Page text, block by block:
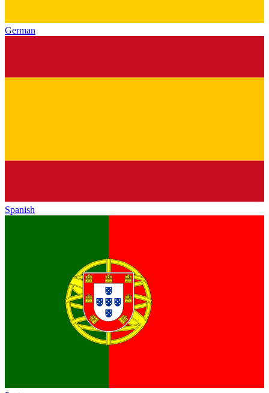
German
Spanish